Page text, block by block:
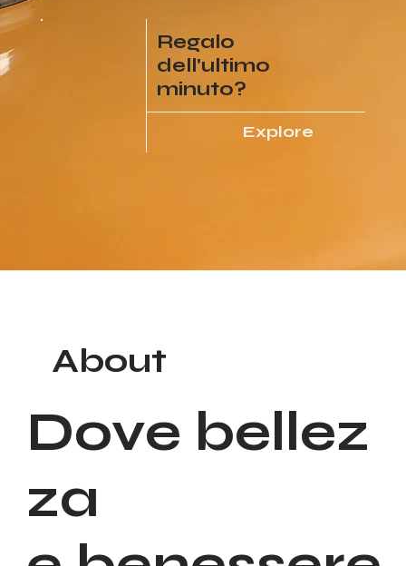
Regalo
dell'ultimo
minuto?
Explore
About
Dove bellez
za